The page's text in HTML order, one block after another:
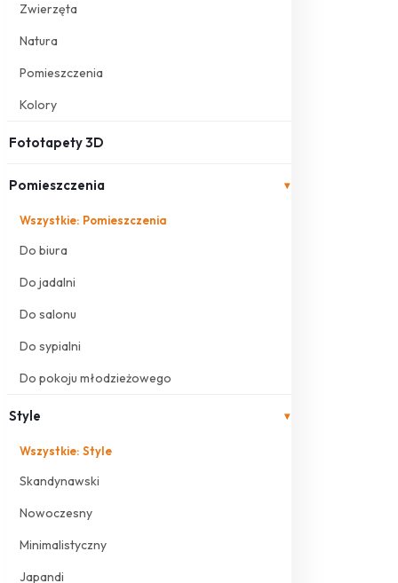
Zwierzęta
Natura
Pomieszczenia
Kolory
Fototapety 3D
Pomieszczenia ▾
Wszystkie: Pomieszczenia
Do biura
Do jadalni
Do salonu
Do sypialni
Do pokoju młodzieżowego
Style ▾
Wszystkie: Style
Skandynawski
Nowoczesny
Minimalistyczny
Japandi